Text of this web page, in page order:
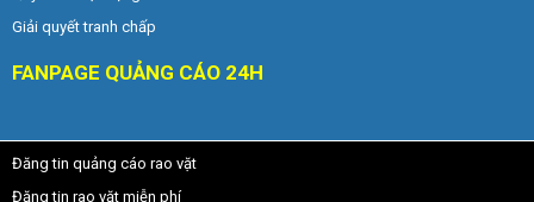
Giải quyết tranh chấp
FANPAGE QUẢNG CÁO 24H
Đăng tin quảng cáo rao vặt
Đăng tin rao vặt miễn phí